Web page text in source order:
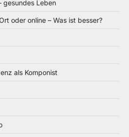
gesundes Leben
oder online – Was ist besser?
als Komponist